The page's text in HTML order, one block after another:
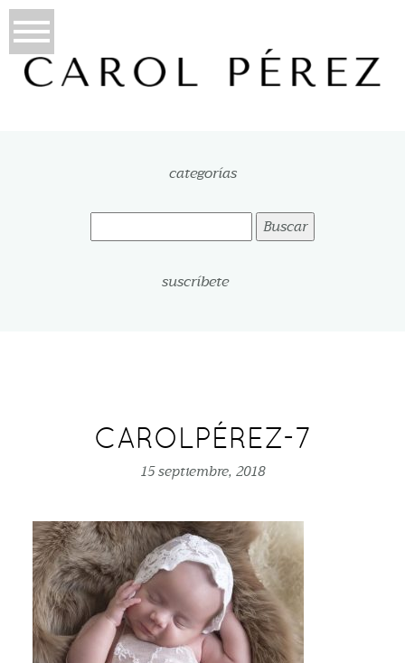
categorías
Buscar:
suscríbete
CAROLPÉREZ-7
15 septiembre, 2018